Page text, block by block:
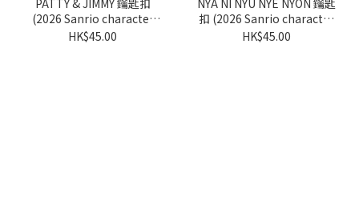
PATTY & JIMMY 鑰匙扣
(2026 Sanrio character
ranking系列)
HK$45.00
NYA NI NYU NYE NYON 鑰匙
扣 (2026 Sanrio character
ranking系列)
HK$45.00